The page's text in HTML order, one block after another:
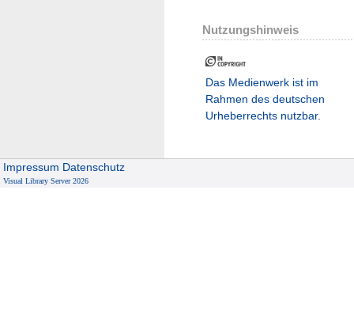
Nutzungshinweis
Das Medienwerk ist im
Rahmen des deutschen
Urheberrechts nutzbar.
Impressum Datenschutz
Visual Library Server 2026